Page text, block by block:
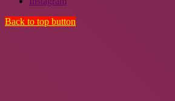
Back to top button